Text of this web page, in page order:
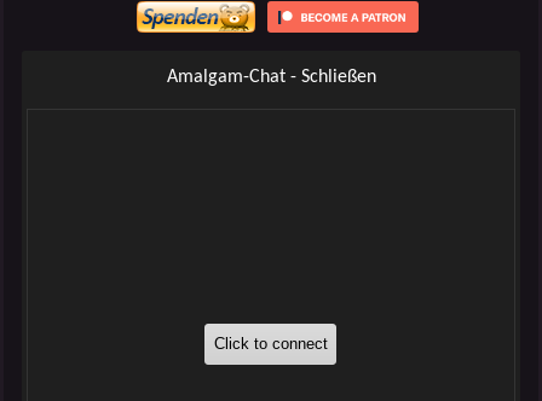
Amalgam-Chat - Schließen